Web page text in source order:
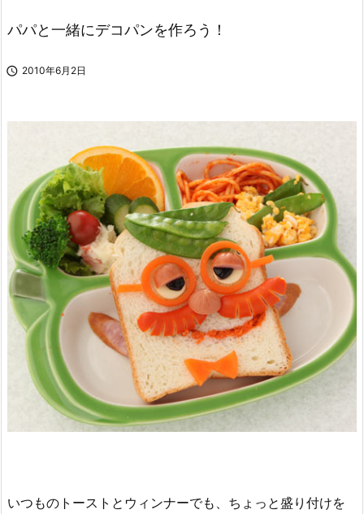
パパと一緒にデコパンを作ろう！
 2010年6月2日
いつものトーストとウィンナーでも、ちょっと盛り付けを